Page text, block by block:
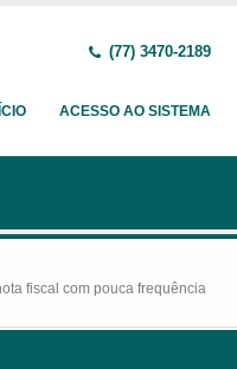
(77) 3470-2189
ACESSO AO SISTEMA
fiscal com pouca frequência